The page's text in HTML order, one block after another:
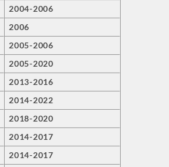
2004-2006
2006
2005-2006
2005-2020
2013-2016
2014-2022
2018-2020
2014-2017
2014-2017